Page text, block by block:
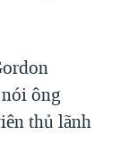
ông
thủ lãnh